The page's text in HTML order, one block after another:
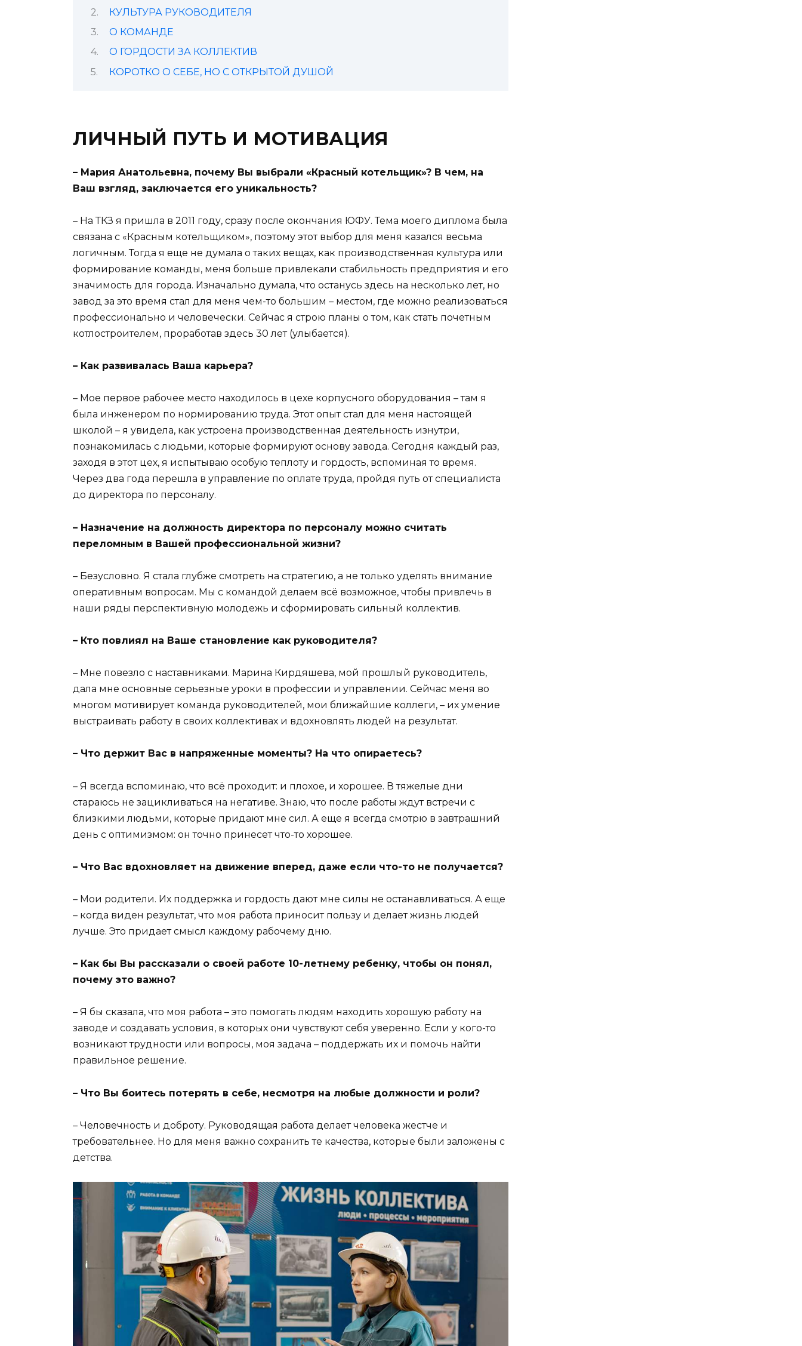
КУЛЬТУРА РУКОВОДИТЕЛЯ
О КОМАНДЕ
О ГОРДОСТИ ЗА КОЛЛЕКТИВ
КОРОТКО О СЕБЕ, НО С ОТКРЫТОЙ ДУШОЙ
ЛИЧНЫЙ ПУТЬ И МОТИВАЦИЯ
– Мария Анатольевна, почему Вы выбрали «Красный котельщик»? В чем, на
Ваш взгляд, заключается его уникальность?
– На ТКЗ я пришла в 2011 году, сразу после окончания ЮФУ. Тема моего диплома была
связана с «Красным котельщиком», поэтому этот выбор для меня казался весьма
логичным. Тогда я еще не думала о таких вещах, как производственная культура или
формирование команды, меня больше привлекали стабильность предприятия и его
значимость для города. Изначально думала, что останусь здесь на несколько лет, но
завод за это время стал для меня чем-то большим – местом, где можно реализоваться
профессионально и человечески. Сейчас я строю планы о том, как стать почетным
котлостроителем, проработав здесь 30 лет (улыбается).
– Как развивалась Ваша карьера?
– Мое первое рабочее место находилось в цехе корпусного оборудования – там я
была инженером по нормированию труда. Этот опыт стал для меня настоящей
школой – я увидела, как устроена производственная деятельность изнутри,
познакомилась с людьми, которые формируют основу завода. Сегодня каждый раз,
заходя в этот цех, я испытываю особую теплоту и гордость, вспоминая то время.
Через два года перешла в управление по оплате труда, пройдя путь от специалиста
до директора по персоналу.
– Назначение на должность директора по персоналу можно считать
переломным в Вашей профессиональной жизни?
– Безусловно. Я стала глубже смотреть на стратегию, а не только уделять внимание
оперативным вопросам. Мы с командой делаем всё возможное, чтобы привлечь в
наши ряды перспективную молодежь и сформировать сильный коллектив.
– Кто повлиял на Ваше становление как руководителя?
– Мне повезло с наставниками. Марина Кирдяшева, мой прошлый руководитель,
дала мне основные серьезные уроки в профессии и управлении. Сейчас меня во
многом мотивирует команда руководителей, мои ближайшие коллеги, – их умение
выстраивать работу в своих коллективах и вдохновлять людей на результат.
– Что держит Вас в напряженные моменты? На что опираетесь?
– Я всегда вспоминаю, что всё проходит: и плохое, и хорошее. В тяжелые дни
стараюсь не зацикливаться на негативе. Знаю, что после работы ждут встречи с
близкими людьми, которые придают мне сил. А еще я всегда смотрю в завтрашний
день с оптимизмом: он точно принесет что-то хорошее.
– Что Вас вдохновляет на движение вперед, даже если что-то не получается?
– Мои родители. Их поддержка и гордость дают мне силы не останавливаться. А еще
– когда виден результат, что моя работа приносит пользу и делает жизнь людей
лучше. Это придает смысл каждому рабочему дню.
– Как бы Вы рассказали о своей работе 10-летнему ребенку, чтобы он понял,
почему это важно?
– Я бы сказала, что моя работа – это помогать людям находить хорошую работу на
заводе и создавать условия, в которых они чувствуют себя уверенно. Если у кого-то
возникают трудности или вопросы, моя задача – поддержать их и помочь найти
правильное решение.
– Что Вы боитесь потерять в себе, несмотря на любые должности и роли?
– Человечность и доброту. Руководящая работа делает человека жестче и
требовательнее. Но для меня важно сохранить те качества, которые были заложены с
детства.